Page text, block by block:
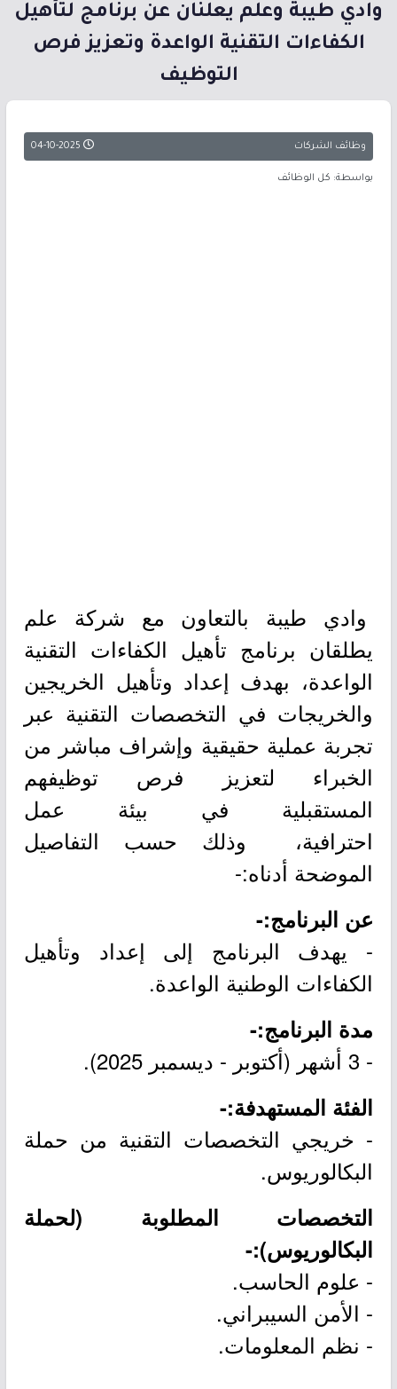
وادي طيبة وعلم يعلنان عن برنامج لتأهيل
الكفاءات التقنية الواعدة وتعزيز فرص
التوظيف
وظائف الشركات 04-10-2025
بواسطة: كل الوظائف
وادي طيبة بالتعاون مع شركة علم
يطلقان برنامج تأهيل الكفاءات التقنية
الواعدة، بهدف إعداد وتأهيل الخريجين
والخريجات في التخصصات التقنية عبر
تجربة عملية حقيقية وإشراف مباشر من
الخبراء لتعزيز فرص توظيفهم
المستقبلية في بيئة عمل
احترافية، وذلك حسب التفاصيل
الموضحة أدناه:-
عن البرنامج:-
- يهدف البرنامج إلى إعداد وتأهيل
الكفاءات الوطنية الواعدة.
مدة البرنامج:-
- 3 أشهر (أكتوبر - ديسمبر 2025).
الفئة المستهدفة:-
- خريجي التخصصات التقنية من حملة
البكالوريوس.
التخصصات المطلوبة (لحملة
البكالوريوس):-
- علوم الحاسب.
- الأمن السيبراني.
- نظم المعلومات.